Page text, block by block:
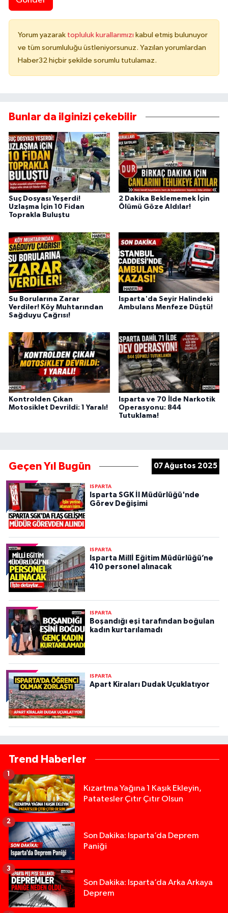
Yorum yazarak topluluk kurallarımızı kabul etmiş bulunuyor
ve tüm sorumluluğu üstleniyorsunuz. Yazılan yorumlardan
Haber32 hiçbir şekilde sorumlu tutulamaz.
Bunlar da ilginizi çekebilir
Suç Dosyası Yeşerdi!
Uzlaşma İçin 10 Fidan
Toprakla Buluştu
2 Dakika Beklememek İçin
Ölümü Göze Aldılar!
Su Borularına Zarar
Verdiler! Köy Muhtarından
Sağduyu Çağrısı!
Isparta'da Seyir Halindeki
Ambulans Menfeze Düştü!
Kontrolden Çıkan
Motosiklet Devrildi: 1 Yaralı!
Isparta ve 70 İlde Narkotik
Operasyonu: 844
Tutuklama!
Geçen Yıl Bugün 07 Ağustos 2025
ISPARTA
Isparta SGK İl Müdürlüğü'nde
Görev Değişimi
ISPARTA
Isparta Millİ Eğitim Müdürlüğü’ne
410 personel alınacak
ISPARTA
Boşandığı eşi tarafından boğulan
kadın kurtarılamadı
ISPARTA
Apart Kiraları Dudak Uçuklatıyor
Trend Haberler
Kızartma Yağına 1 Kaşık Ekleyin,
Patatesler Çıtır Çıtır Olsun
1
Son Dakika: Isparta’da Deprem
Paniği
2
Son Dakika: Isparta’da Arka Arkaya
Deprem
3